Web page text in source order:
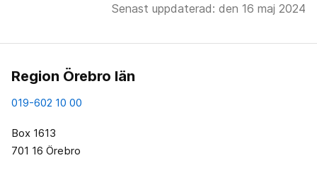
Senast uppdaterad: den 16 maj 2024
Region Örebro län
019-602 10 00
Box 1613
701 16 Örebro